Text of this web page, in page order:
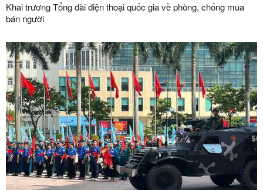
Khai trương Tổng đài điện thoại quốc gia về phòng, chống mua
bán người